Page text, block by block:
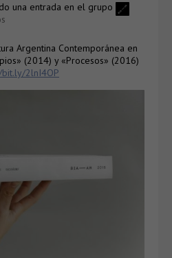
una entrada en el grupo
Argentina Contemporánea en
(2014) y «Procesos» (2016)
2lnI4OP